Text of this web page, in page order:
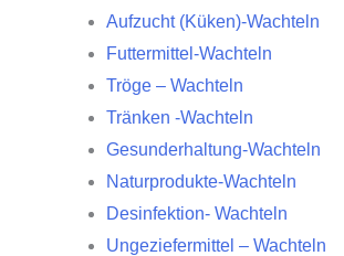
Aufzucht (Küken)-Wachteln
Futtermittel-Wachteln
Tröge – Wachteln
Tränken -Wachteln
Gesunderhaltung-Wachteln
Naturprodukte-Wachteln
Desinfektion- Wachteln
Ungeziefermittel – Wachteln